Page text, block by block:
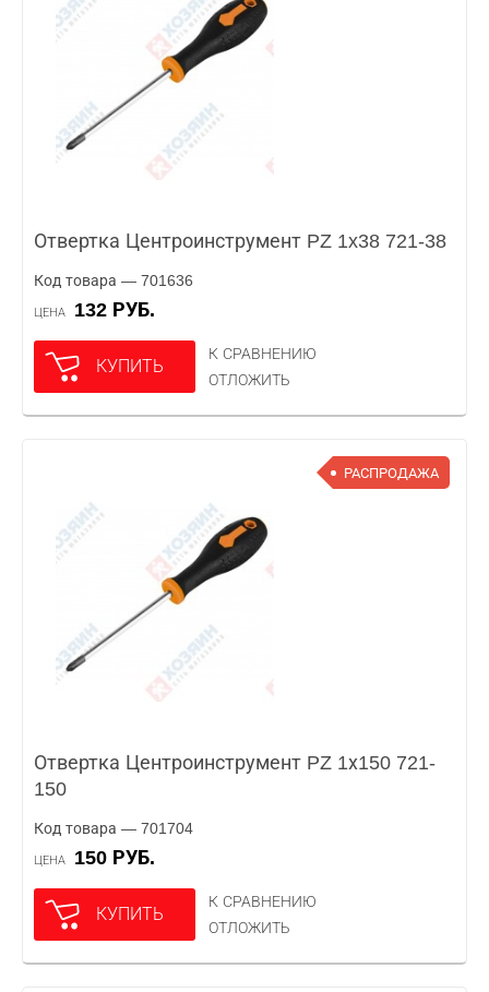
Отвертка Центроинструмент PZ 1x38 721-38
Код товара — 701636
ЦЕНА 132 РУБ.
КУПИТЬ
К СРАВНЕНИЮ
ОТЛОЖИТЬ
РАСПРОДАЖА
Отвертка Центроинструмент PZ 1х150 721-
150
Код товара — 701704
ЦЕНА 150 РУБ.
КУПИТЬ
К СРАВНЕНИЮ
ОТЛОЖИТЬ